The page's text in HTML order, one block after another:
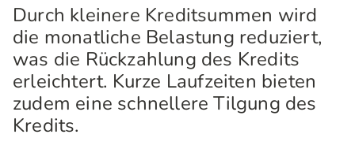
Durch kleinere Kreditsummen wird
die monatliche Belastung reduziert,
was die Rückzahlung des Kredits
erleichtert. Kurze Laufzeiten bieten
zudem eine schnellere Tilgung des
Kredits.